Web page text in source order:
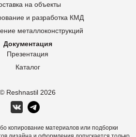
© Reshnastil 2026
на объекты
и разработка КМД
металлоконструкций
Документация
Презентация
Каталог
копирование материалов или подборки